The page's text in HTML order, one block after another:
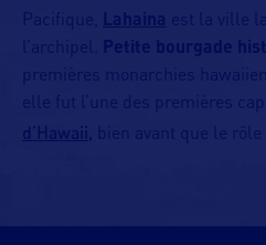
Pacifique,
Lahaina
est la ville
l’archipel.
Petite bourgade
premières monarchies
elle fut l’une des premières
d’Hawaii, bien avant que le rôle